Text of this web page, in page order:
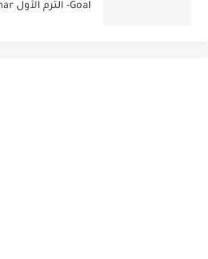
Goal- الترم الأول Grammar الفصل الدراسي الأول